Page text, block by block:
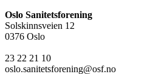
Oslo Sanitetsforening
Solskinnsveien 12
0376 Oslo
23 22 21 10
oslo.sanitetsforening@osf.no